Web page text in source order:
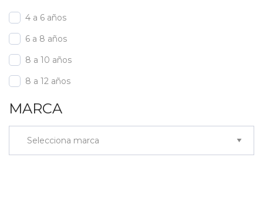
4 a 6 años
6 a 8 años
8 a 10 años
8 a 12 años
MARCA